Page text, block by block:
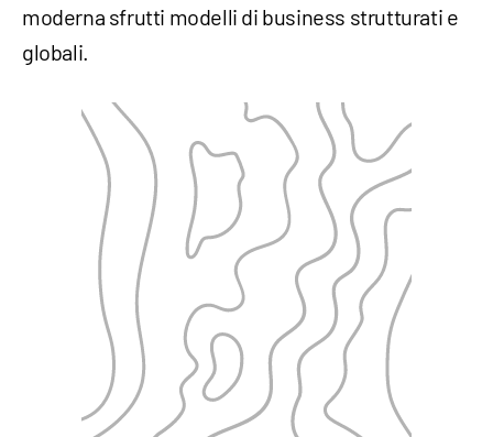
moderna sfrutti modelli di business strutturati e
globali.